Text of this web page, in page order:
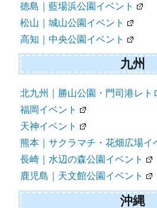
徳島｜藍場浜公園イベント
松山｜城山公園イベント
高知｜中央公園イベント
九州
北九州｜勝山公園・門司港レト
福岡イベント
天神イベント
熊本｜サクラマチ・花畑広場イ
長崎｜水辺の森公園イベント
鹿児島｜天文館公園イベント
沖縄